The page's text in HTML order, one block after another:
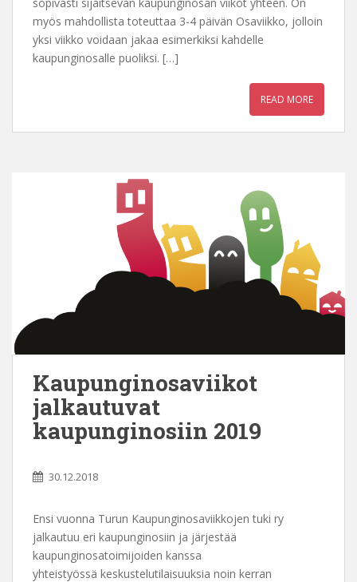
myös mahdollista toteuttaa 3-4 päivän Osaviikko, jolloin
yksi viikko voidaan jakaa esimerkiksi kahdelle
kaupunginosalle puoliksi. […]
READ MORE
Kaupunginosaviikot
jalkautuvat
kaupunginosiin 2019
30.12.2018
Ensi vuonna Turun Kaupunginosaviikkojen tuki ry
jalkautuu eri kaupunginosiin ja järjestää
kaupunginosatoimijoiden kanssa
yhteistyössä keskustelutilaisuuksia noin kerran